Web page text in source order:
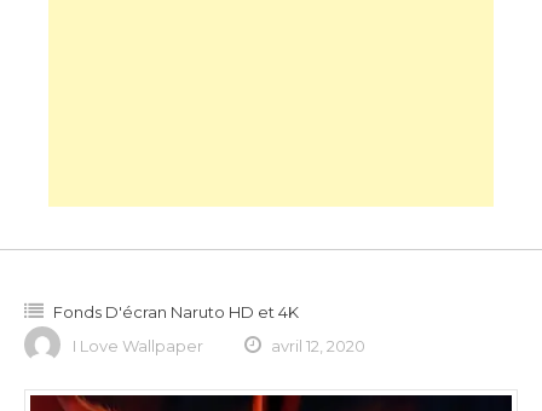
Fonds D'écran Naruto HD et 4K
I Love Wallpaper
avril 12, 2020